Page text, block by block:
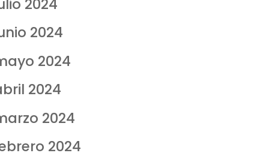
2024
2024
2024
2024
2024
2024